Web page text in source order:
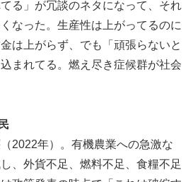
る」が冗談のネタになって、それ
なった。生産性は上がってるのに
は上がらず、でも「頑張らないと
まれてる。燃え尽き症候群が社会
2022年）。有機農業への急激な
、外貨不足、燃料不足、食糧不足